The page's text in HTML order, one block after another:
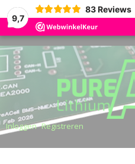
9,7
83 Reviews
Inloggen Registreren